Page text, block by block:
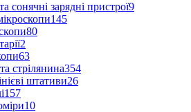
сонячні зарядні пристрої9
145
80
2
63
стрілянина354
штативи26
157
10